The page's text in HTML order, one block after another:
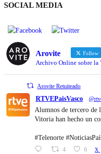
SOCIAL MEDIA
Arovite Follow
Archivo Online sobre la
Arovite Retuiteado
RTVEPaisVasco
Alumnos de tercero de
Vitoria han hecho un
#Telenorte
4 6 X